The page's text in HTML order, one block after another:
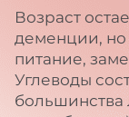
Возраст
деменции, но
питание,
Углеводы
большинства